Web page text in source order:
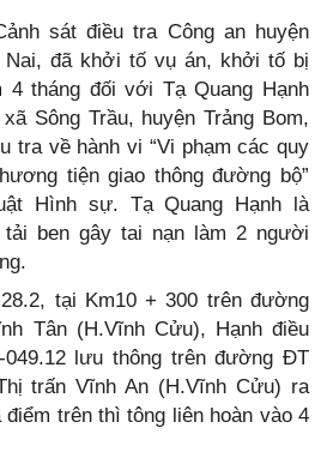
sát điều tra Công an huyện
đã khởi tố vụ án, khởi tố bị
4 tháng đối với Tạ Quang Hạnh
Sông Trầu, huyện Trảng Bom,
tra về hành vi “Vi phạm các quy
tiện giao thông đường bộ”
Hình sự. Tạ Quang Hạnh là
ben gây tai nạn làm 2 người
tại Km10 + 300 trên đường
Tân (H.Vĩnh Cửu), Hạnh điều
lưu thông trên đường ĐT
trấn Vĩnh An (H.Vĩnh Cửu) ra
trên thì tông liên hoàn vào 4